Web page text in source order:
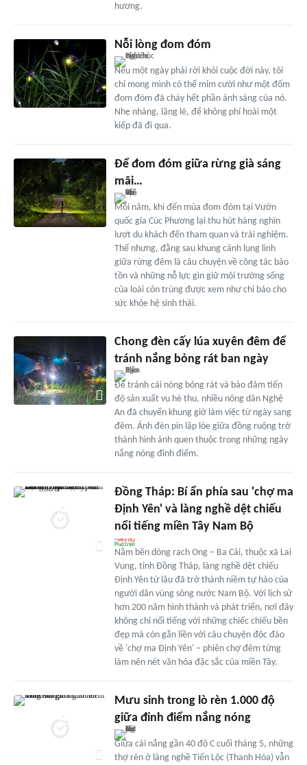
hương.
Nỗi lòng đom đóm
Nếu một ngày phải rời khỏi cuộc đời này, tôi
chỉ mong mình có thể mỉm cười như một đốm
đom đóm đã cháy hết phần ánh sáng của nó.
Nhẹ nhàng, lặng lẽ, để không phí hoài một
kiếp đã đi qua.
Để đom đóm giữa rừng già sáng
mãi…
Mỗi năm, khi đến mùa đom đóm tại Vườn
quốc gia Cúc Phương lại thu hút hàng nghìn
lượt du khách đến tham quan và trải nghiệm.
Thế nhưng, đằng sau khung cảnh lung linh
giữa rừng đêm là câu chuyện về công tác bảo
tồn và những nỗ lực gìn giữ môi trường sống
của loài côn trùng được xem như chỉ báo cho
sức khỏe hệ sinh thái.
Chong đèn cấy lúa xuyên đêm để
tránh nắng bỏng rát ban ngày
Để tránh cái nóng bỏng rát và bảo đảm tiến
độ sản xuất vụ hè thu, nhiều nông dân Nghệ
An đã chuyển khung giờ làm việc từ ngày sang
đêm. Ánh đèn pin lập lòe giữa đồng ruộng trở
thành hình ảnh quen thuộc trong những ngày
nắng nóng đỉnh điểm.
Đồng Tháp: Bí ẩn phía sau 'chợ ma
Định Yên' và làng nghề dệt chiếu
nổi tiếng miền Tây Nam Bộ
Nằm bên dòng rạch Ong – Ba Cải, thuộc xã Lai
Vung, tỉnh Đồng Tháp, làng nghề dệt chiếu
Định Yên từ lâu đã trở thành niềm tự hào của
người dân vùng sông nước Nam Bộ. Với lịch sử
hơn 200 năm hình thành và phát triển, nơi đây
không chỉ nổi tiếng với những chiếc chiếu bền
đẹp mà còn gắn liền với câu chuyện độc đáo
về 'chợ ma Định Yên' – phiên chợ đêm từng
làm nên nét văn hóa đặc sắc của miền Tây.
Mưu sinh trong lò rèn 1.000 độ
giữa đỉnh điểm nắng nóng
Giữa cái nắng gần 40 độ C cuối tháng 5, những
thợ rèn ở làng nghề Tiến Lộc (Thanh Hóa) vẫn